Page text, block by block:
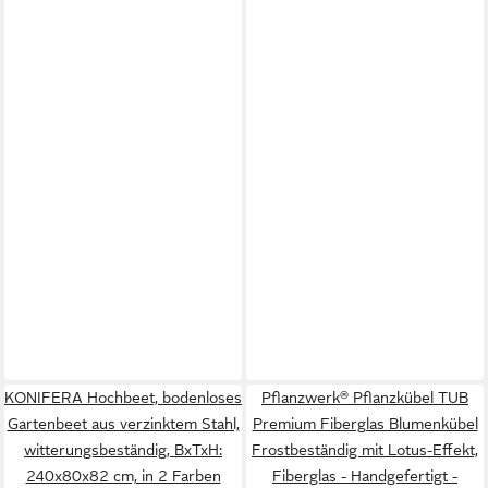
KONIFERA Hochbeet, bodenloses
Gartenbeet aus verzinktem Stahl,
witterungsbeständig, BxTxH:
240x80x82 cm, in 2 Farben
Pflanzwerk® Pflanzkübel TUB
Premium Fiberglas Blumenkübel
Frostbeständig mit Lotus-Effekt,
Fiberglas - Handgefertigt -